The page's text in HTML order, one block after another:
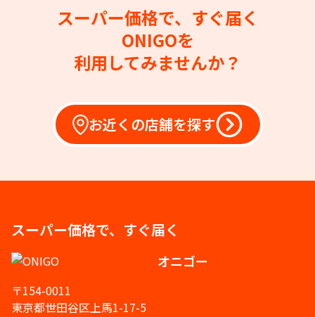
スーパー価格で、すぐ届く
ONIGOを
利用してみませんか？
お近くの店舗を探す
スーパー価格で、すぐ届く
オニゴー
〒154-0011
東京都世田谷区上馬1-17-5